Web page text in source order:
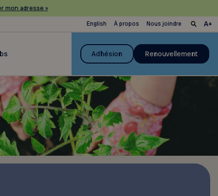
mon adresse »
English À propos Nous joindre
Adhésion Renouvellement